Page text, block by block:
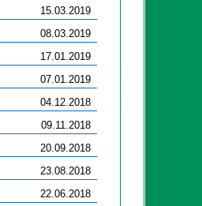
15.03.2019
08.03.2019
17.01.2019
07.01.2019
04.12.2018
09.11.2018
20.09.2018
23.08.2018
22.06.2018